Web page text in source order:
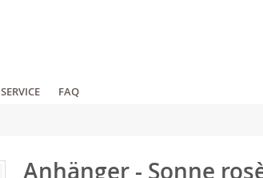
SERVICE FAQ
Anhänger - Sonne